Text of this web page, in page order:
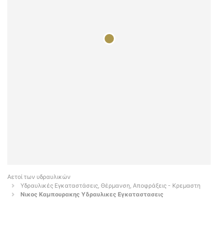
Αετοί των υδραυλικών
Υδραυλικές Εγκαταστάσεις, Θέρμανση, Αποφράξεις - Κρεμαστη
Νικος Καμπουρακης Υδραυλικες Εγκαταστασεις